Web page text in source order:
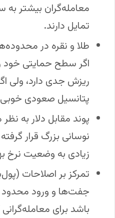
معامله‌گران بیشتر
تمایل دارند.
طلا و نقره در
اگر سطح حمایتی
ریزش جدی دارد، ولی
پتانسیل صعودی خوبی
پوند مقابل دلار به
نوسانی بزرگ قرار
زیادی به وضعیت نرخ
تمرکز بر اصلاحات
جفت‌ها و ورود محدود
باشد برای